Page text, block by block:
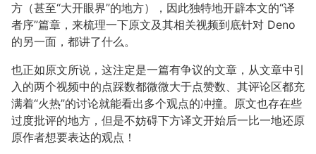
方（甚至“大开眼界”的地方），因此独特地开辟本文的“译
者序”篇章，来梳理一下原文及其相关视频到底针对 Deno
的另一面，都讲了什么。
也正如原文所说，这注定是一篇有争议的文章，从文章中引
入的两个视频中的点踩数都微微大于点赞数、其评论区都充
满着“火热”的讨论就能看出多个观点的冲撞。原文也存在些
过度批评的地方，但是不妨碍下方译文开始后一比一地还原
原作者想要表达的观点！